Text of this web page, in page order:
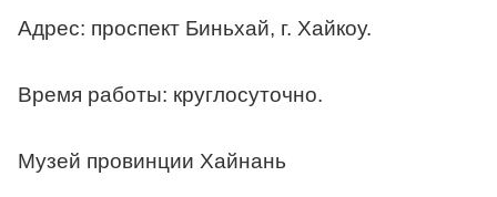
Адрес: проспект Биньхай, г. Хайкоу.
Время работы: круглосуточно.
Музей провинции Хайнань